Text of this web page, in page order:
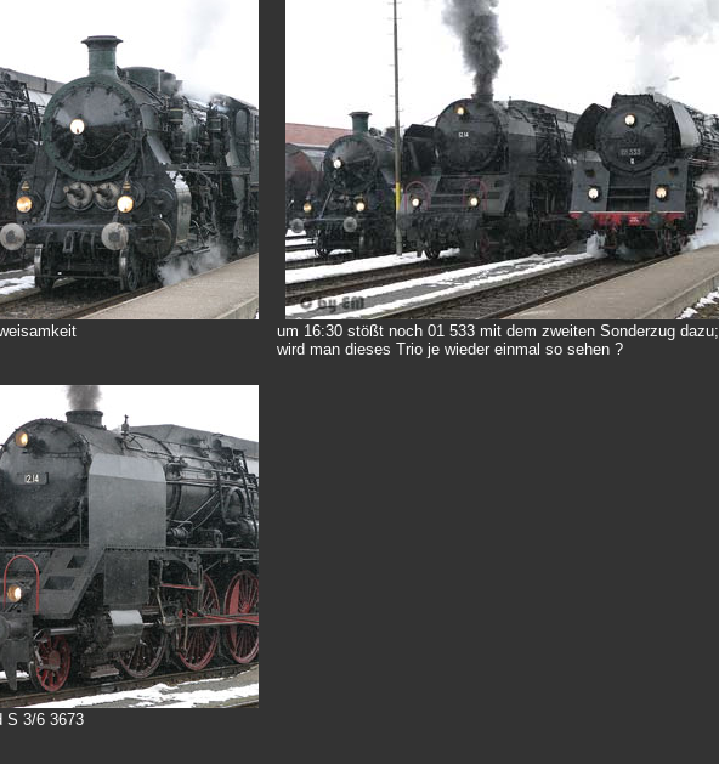
um 16:30 stößt noch 01 533 mit dem zweiten Sonderzug dazu;
wird man dieses Trio je wieder einmal so sehen ?
S 3/6 3673